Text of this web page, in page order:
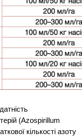
(Azospirillum
кількості азоту